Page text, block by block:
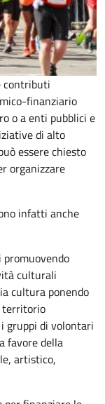
contributi
finanziario
o a enti pubblici e
di alto
essere chiesto
organizzare
infatti anche
promuovendo
culturali
cultura ponendo
territorio
gruppi di volontari
favore della
artistico,